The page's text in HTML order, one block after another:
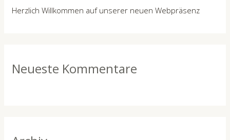
Herzlich Willkommen auf unserer neuen Webpräsenz
Neueste Kommentare